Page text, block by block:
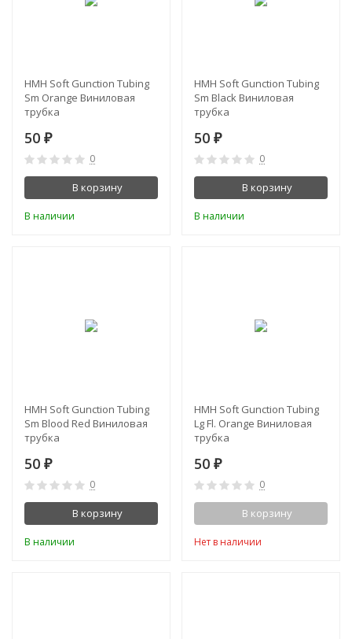
HMH Soft Gunction Tubing
Sm Orange Виниловая
трубка
50 ₽
0
В корзину
В наличии
HMH Soft Gunction Tubing
Sm Black Виниловая
трубка
50 ₽
0
В корзину
В наличии
HMH Soft Gunction Tubing
Sm Blood Red Виниловая
трубка
50 ₽
0
В корзину
В наличии
HMH Soft Gunction Tubing
Lg Fl. Orange Виниловая
трубка
50 ₽
0
В корзину
Нет в наличии